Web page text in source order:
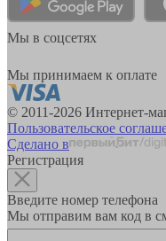
Мы в соцсетях
Мы принимаем к оплате
© 2011-2026 Интернет-
Пользовательское
Сделано в
Регистрация
Введите номер телефона
Мы отправим вам код в